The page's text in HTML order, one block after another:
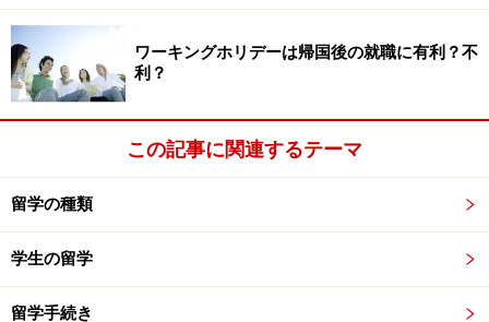
ワーキングホリデーは帰国後の就職に有利？不
利？
この記事に関連するテーマ
留学の種類
学生の留学
留学手続き